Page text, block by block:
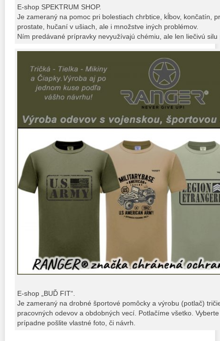
E-shop SPEKTRUM SHOP.
Je zameraný na pomoc pri bolestiach chrbtice, kĺbov, končatín,
prostate, hučaní v ušiach, ale i množstve iných problémov.
Ním predávané prípravky nevyužívajú chémiu, ale len liečivú
E-shop „BUĎ FIT“.
Je zameraný na drobné športové pomôcky a výrobu (potlač)
pracovných odevov a obdobných vecí. Potlačíme všetko.
prípadne pošlite vlastné foto, či návrh.